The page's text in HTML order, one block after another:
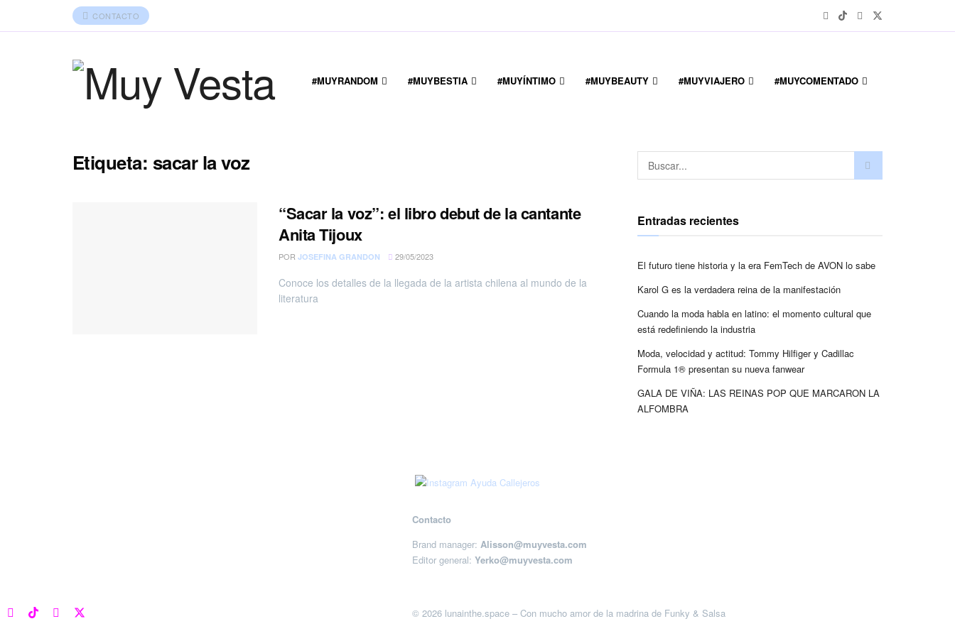
CONTACTO
#MUYRANDOM #MUYBESTIA #MUYÍNTIMO #MUYBEAUTY #MUYVIAJERO #MUYCOMENTADO
Etiqueta: sacar la voz
“Sacar la voz”: el libro debut de la cantante
Anita Tijoux
POR JOSEFINA GRANDON 29/05/2023
Conoce los detalles de la llegada de la artista chilena al mundo de la
literatura
Entradas recientes
El futuro tiene historia y la era FemTech de AVON lo sabe
Karol G es la verdadera reina de la manifestación
Cuando la moda habla en latino: el momento cultural que
está redefiniendo la industria
Moda, velocidad y actitud: Tommy Hilfiger y Cadillac
Formula 1® presentan su nueva fanwear
GALA DE VIÑA: LAS REINAS POP QUE MARCARON LA
ALFOMBRA
Contacto
Brand manager: Alisson@muyvesta.com
Editor general: Yerko@muyvesta.com
© 2026 lunainthe.space – Con mucho amor de la madrina de Funky & Salsa